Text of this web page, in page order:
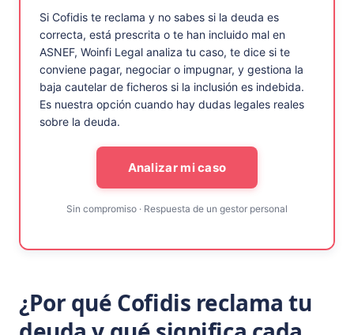
Si Cofidis te reclama y no sabes si la deuda es
correcta, está prescrita o te han incluido mal en
ASNEF, Woinfi Legal analiza tu caso, te dice si te
conviene pagar, negociar o impugnar, y gestiona la
baja cautelar de ficheros si la inclusión es indebida.
Es nuestra opción cuando hay dudas legales reales
sobre la deuda.
Analizar mi caso
Sin compromiso · Respuesta de un gestor personal
¿Por qué Cofidis reclama tu